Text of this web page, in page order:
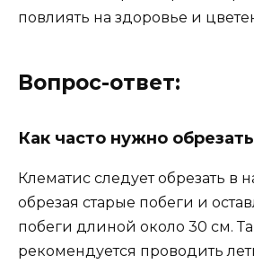
повлиять на здоровье и
Вопрос-ответ:
Как часто нужно
Клематис следует обрезать в
обрезая старые побеги и
побеги длиной около 30 см.
рекомендуется проводить